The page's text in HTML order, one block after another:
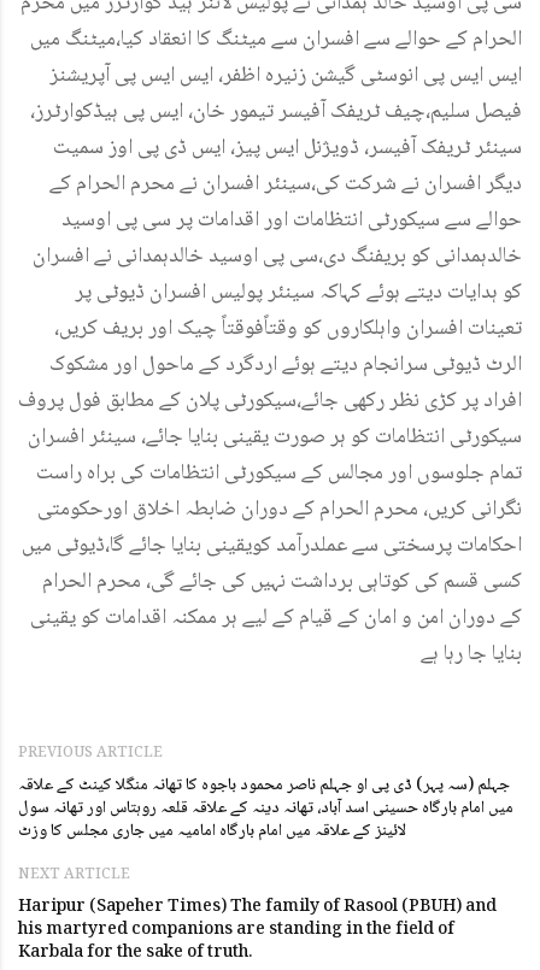
الحرام کے حوالے سے افسران سے میٹنگ کا انعقاد کیا،میٹنگ میں
ایس ایس پی انوسٹی گیشن زنیرہ اظفر، ایس ایس پی آپریشنز
فیصل سلیم،چیف ٹریفک آفیسر تیمور خان، ایس پی ہیڈکوارٹرز،
سینئر ٹریفک آفیسر، ڈویژنل ایس پیز، ایس ڈی پی اوز سمیت
دیگر افسران نے شرکت کی،سینئر افسران نے محرم الحرام کے
حوالے سے سیکورٹی انتظامات اور اقدامات پر سی پی اوسید
خالدہمدانی کو بریفنگ دی،سی پی اوسید خالدہمدانی نے افسران
کو ہدایات دیتے ہوئے کہاکہ سینئر پولیس افسران ڈیوٹی پر
تعینات افسران واہلکاروں کو وقتاًفوقتاً چیک اور بریف کریں،
الرٹ ڈیوٹی سرانجام دیتے ہوئے اردگرد کے ماحول اور مشکوک
افراد پر کڑی نظر رکھی جائے،سیکورٹی پلان کے مطابق فول پروف
سیکورٹی انتظامات کو ہر صورت یقینی بنایا جائے، سینئر افسران
تمام جلوسوں اور مجالس کے سیکورٹی انتظامات کی براہ راست
نگرانی کریں، محرم الحرام کے دوران ضابطہ اخلاق اورحکومتی
احکامات پرسختی سے عملدرآمد کویقینی بنایا جائے گا،ڈیوٹی میں
کسی قسم کی کوتاہی برداشت نہیں کی جائے گی، محرم الحرام
کے دوران امن و امان کے قیام کے لیے ہر ممکنہ اقدامات کو یقینی
بنایا جا رہا ہے
PREVIOUS ARTICLE
جہلم (سہ پہر) ڈی پی او جہلم ناصر محمود باجوہ کا تھانہ منگلا کینٹ کے علاقہ
میں امام بارگاہ حسینی اسد آباد، تھانہ دینہ کے علاقہ قلعہ روہتاس اور تھانہ سول
لائینز کے علاقہ میں امام بارگاہ امامیہ میں جاری مجلس کا وزٹ
NEXT ARTICLE
Haripur (Sapeher Times) The family of Rasool (PBUH) and
his martyred companions are standing in the field of
Karbala for the sake of truth.